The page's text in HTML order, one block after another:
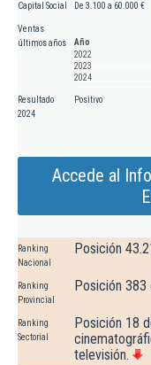
Capital Social De 3.100 a 60.000 €
Ventas
últimos años
Año
2022
2023
2024
Resultado
2024
Positivo
Accede al
Ranking
Nacional
Posición
Ranking
Provincial
Posición
Ranking
Sectorial
Posición 18
televisión.